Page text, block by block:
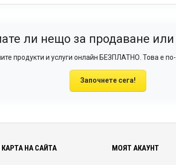
ли нещо за продаване
продукти и услуги онлайн БЕЗПЛАТНО. Това е
Започнете сега!
НА САЙТА МОЯТ АКАУНТ